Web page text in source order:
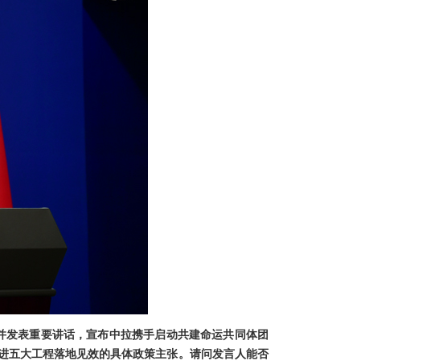
发表重要讲话，宣布中拉携手启动共建命运共同体团
五大工程落地见效的具体政策主张。请问发言人能否